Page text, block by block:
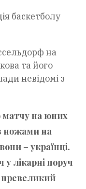
баскетболу
на
та його
невідомі з
матчу на юних
ножами на
– українці.
лікарні поруч